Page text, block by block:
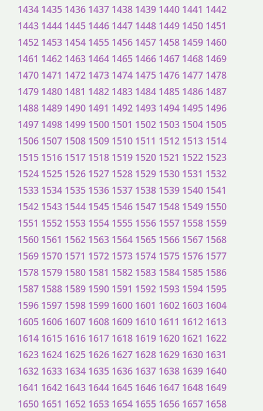
1434 1435 1436 1437 1438 1439 1440 1441 1442
1443 1444 1445 1446 1447 1448 1449 1450 1451
1452 1453 1454 1455 1456 1457 1458 1459 1460
1461 1462 1463 1464 1465 1466 1467 1468 1469
1470 1471 1472 1473 1474 1475 1476 1477 1478
1479 1480 1481 1482 1483 1484 1485 1486 1487
1488 1489 1490 1491 1492 1493 1494 1495 1496
1497 1498 1499 1500 1501 1502 1503 1504 1505
1506 1507 1508 1509 1510 1511 1512 1513 1514
1515 1516 1517 1518 1519 1520 1521 1522 1523
1524 1525 1526 1527 1528 1529 1530 1531 1532
1533 1534 1535 1536 1537 1538 1539 1540 1541
1542 1543 1544 1545 1546 1547 1548 1549 1550
1551 1552 1553 1554 1555 1556 1557 1558 1559
1560 1561 1562 1563 1564 1565 1566 1567 1568
1569 1570 1571 1572 1573 1574 1575 1576 1577
1578 1579 1580 1581 1582 1583 1584 1585 1586
1587 1588 1589 1590 1591 1592 1593 1594 1595
1596 1597 1598 1599 1600 1601 1602 1603 1604
1605 1606 1607 1608 1609 1610 1611 1612 1613
1614 1615 1616 1617 1618 1619 1620 1621 1622
1623 1624 1625 1626 1627 1628 1629 1630 1631
1632 1633 1634 1635 1636 1637 1638 1639 1640
1641 1642 1643 1644 1645 1646 1647 1648 1649
1650 1651 1652 1653 1654 1655 1656 1657 1658